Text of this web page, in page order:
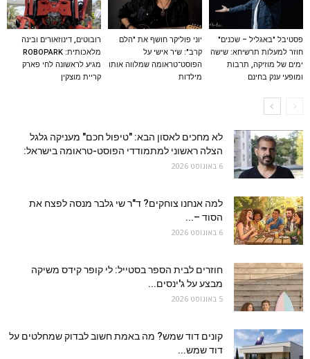
פסטיבל "באגליל – שכנים"
חוזר למעלות תרשיחא: שישה
ימים של מוזיקה, תרבות
ומופעי ענק בחינם
יוני פוליקר חושף את "הלם
קרב": שיר אישי על
הפוסט־טראומה שמלווה אותו
מילדות
רובוטים, דינוזאורים ובינה
מלאכותית: ROBOPARK
מגיע לראשונה לחי פארק
קריית מוצקין
לא מחכים לאסון הבא: "טיפול חכם" מעניקה גלגל
הצלה ראשוני למתמודדי הפוסט-טראומה בישראל:
6 באוגוסט 2026
למה אנחנו צוחקים? ד"ר שי גלבר מנסה לפצח את
הסוד –...
6 באוגוסט 2026
חוזרים לבית הספר בסטייל: לי קופר קידס משיקה
מבצע על ג'ינסים...
5 באוגוסט 2026
קונים דוד שמש? מה באמת חשוב לבדוק שמחלטים על
דוד שמש...